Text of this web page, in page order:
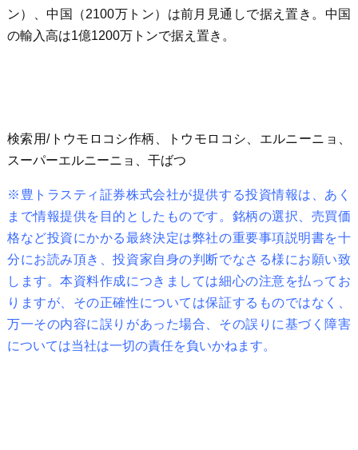
ン）、中国（2100万トン）は前月見通しで据え置き。中国
の輸入高は1億1200万トンで据え置き。
検索用/トウモロコシ作柄、トウモロコシ、エルニーニョ、
スーパーエルニーニョ、干ばつ
※豊トラスティ証券株式会社が提供する投資情報は、あく
まで情報提供を目的としたものです。銘柄の選択、売買価
格など投資にかかる最終決定は弊社の重要事項説明書を十
分にお読み頂き、投資家自身の判断でなさる様にお願い致
します。本資料作成につきましては細心の注意を払ってお
りますが、その正確性については保証するものではなく、
万一その内容に誤りがあった場合、その誤りに基づく障害
については当社は一切の責任を負いかねます。